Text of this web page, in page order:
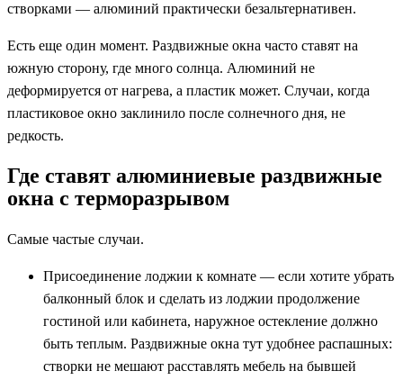
створками — алюминий практически безальтернативен.
Есть еще один момент. Раздвижные окна часто ставят на
южную сторону, где много солнца. Алюминий не
деформируется от нагрева, а пластик может. Случаи, когда
пластиковое окно заклинило после солнечного дня, не
редкость.
Где ставят алюминиевые раздвижные
окна с терморазрывом
Самые частые случаи.
Присоединение лоджии к комнате — если хотите убрать
балконный блок и сделать из лоджии продолжение
гостиной или кабинета, наружное остекление должно
быть теплым. Раздвижные окна тут удобнее распашных:
створки не мешают расставлять мебель на бывшей